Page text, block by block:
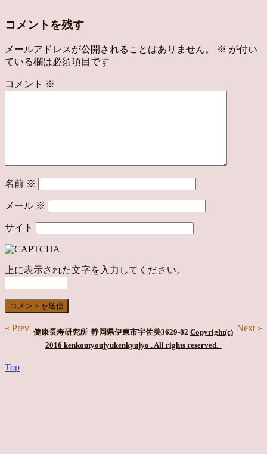
コメントを残す
メールアドレスが公開されることはありません。 ※ が付い
ている欄は必須項目です
コメント ※
名前 ※
メール ※
サイト
上に表示された文字を入力してください。
« Prev Next »
健康長寿研究所 静岡県伊東市宇佐美3629-82 Copyright(c)
2016 kenkoutyoujyukenkyujyo . All rights reserved.
Top